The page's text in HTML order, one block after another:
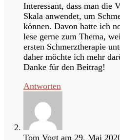
Interessant, dass man die
Skala anwendet, um
können. Davon hatte ich
lese gerne zum Thema,
ersten Schmerztherapie
daher möchte ich mehr
Danke für den Beitrag!
Antworten
Tom Vogt am 29. Mai